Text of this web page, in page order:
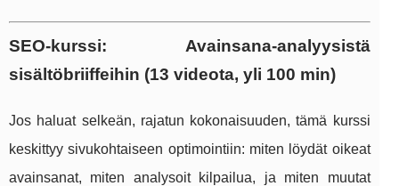
SEO-kurssi: Avainsana-analyysistä
sisältöbriiffeihin (13 videota, yli 100 min)
Jos haluat selkeän, rajatun kokonaisuuden, tämä kurssi
keskittyy sivukohtaiseen optimointiin: miten löydät oikeat
avainsanat, miten analysoit kilpailua, ja miten muutat